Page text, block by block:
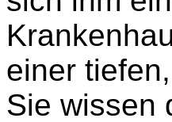
einer
Sie wissen